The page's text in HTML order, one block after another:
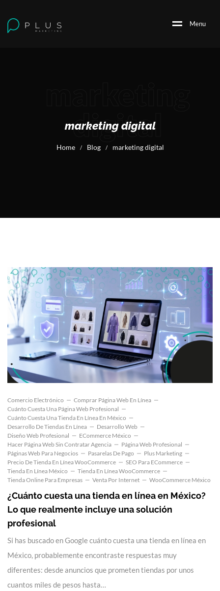
Menu
digital
marketing digital
Home / Blog / marketing digital
Comercio Electrónico
Comprar Página Web En Línea
Cuánto Cuesta Una Página Web Profesional
Cuánto Cuesta Una Tienda En Línea En México
Desarrollo De Tiendas En Línea
Desarrollo Web
Diseño Web Profesional
ECommerce México
Hacer Página Web Sin Contratar Agencia
Página Web Profesional
Páginas Web Para Negocios
Pasarelas De Pago
Plus Marketing
Precio De Tienda En Línea WooCommerce
SEO Para ECommerce
Tienda En Línea México
Tienda En Línea WooCommerce
Tienda Online Para Empresas
Venta Por Internet WooCommerce México
¿Cuánto cuesta una tienda en línea en México?
Lo que realmente incluye una solución
profesional
Si has buscado en Google cuánto cuesta una tienda en línea en
México, probablemente encontraste respuestas muy
diferentes: desde anuncios que prometen tiendas por unos
cuantos miles de pesos hasta…